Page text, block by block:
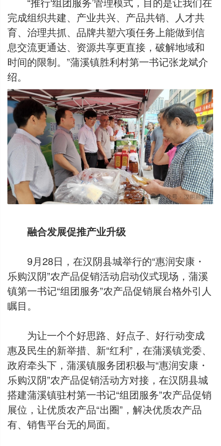
完成组织共建、产业共兴、产品共销、人才共
育、治理共抓、品牌共塑六项任务上能做到信
息交流更通达、资源共享更直接，破解地域和
时间的限制。”蒲溪镇胜利村第一书记张龙斌介
绍。
融合发展促推产业升级
9月28日，在汉阴县城举行的“惠润安康・
乐购汉阴”农产品促销活动启动仪式现场，蒲溪
镇第一书记“组团服务”农产品促销展台格外引人
瞩目。
为让一个个好思路、好点子、好行动变成
惠及民生的新举措、新“红利”，在蒲溪镇党委、
政府牵头下，蒲溪镇服务团积极与“惠润安康・
乐购汉阴”农产品促销活动方对接，在汉阴县城
搭建蒲溪镇驻村第一书记“组团服务”农产品促销
展位，让优质农产品“出圈”，解决优质农产品
有、销售平台无的局面。